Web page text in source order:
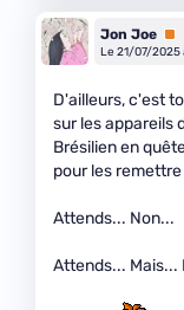
Jon Joe
Le 21/07/2025
D'ailleurs, c'est
sur les appareils
Brésilien en
pour les
Attends... Non...
Attends... Mais...